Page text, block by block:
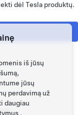
dėl Tesla produktų.
iš jūsų
jūsų
perdavimą už
daugiau
.